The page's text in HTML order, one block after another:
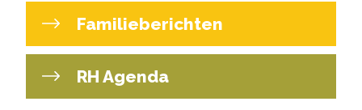
Familieberichten
RH Agenda